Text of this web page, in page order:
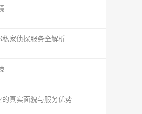
家侦探服务全解析
真实面貌与服务优势